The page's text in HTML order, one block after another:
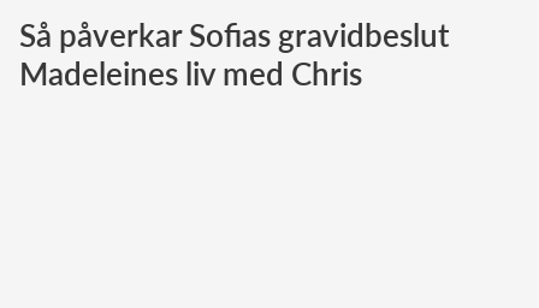
Norska kungahuset
Danska kungahuset
Så påverkar Sofias gravidbeslut
Madeleines liv med Chris